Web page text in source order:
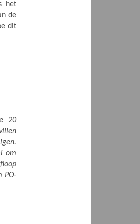
het
de
dit
20
om
PO-